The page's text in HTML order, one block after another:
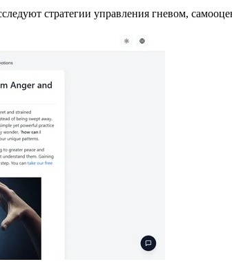
стратегии управления гневом,